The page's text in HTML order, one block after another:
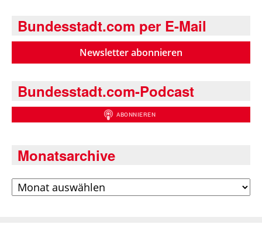
Bundesstadt.com per E-Mail
Newsletter abonnieren
Bundesstadt.com-Podcast
Monatsarchive
Archiv